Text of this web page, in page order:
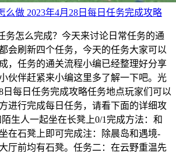
么做 2023年4月28日每日任务完成攻略
务怎么完成？今天来讨论日常任务的通
会刷新四个任务，今天的任务大家可以
，任务的通关流程小编已经整理好分享
伙伴赶紧来小编这里多了解一下吧。光
日每日任务完成攻略任务地点玩家们可以
进行完成每日任务，请看下面的详细攻
生人一起坐在长凳上0/1完成方法：和
在石凳上即可完成注：除晨岛和遇境-
厅前均有石凳。任务二：在云野重温先